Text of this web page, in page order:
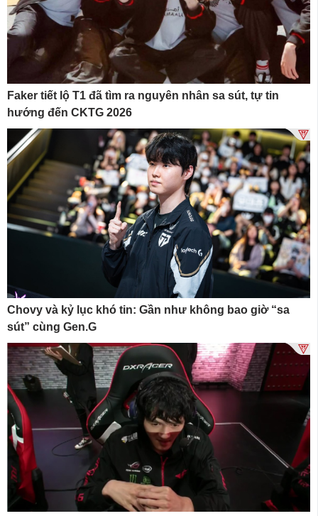
Faker tiết lộ T1 đã tìm ra nguyên nhân sa sút, tự tin
hướng đến CKTG 2026
Chovy và kỷ lục khó tin: Gần như không bao giờ “sa
sút” cùng Gen.G